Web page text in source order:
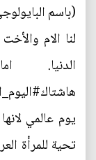
(باسم
لنا الام
الدنيا.
يوم عالمي
تحية للمرأة